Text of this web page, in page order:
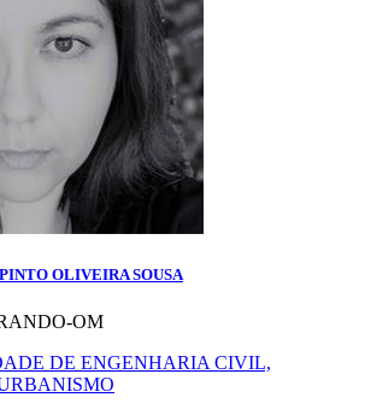
OLIVEIRA SOUSA
OM
DE ENGENHARIA CIVIL,